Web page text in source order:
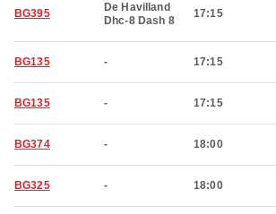
BG395
De Havilland
Dhc-8 Dash 8
17:15
BG135 - 17:15
BG135 - 17:15
BG374 - 18:00
BG325 - 18:00